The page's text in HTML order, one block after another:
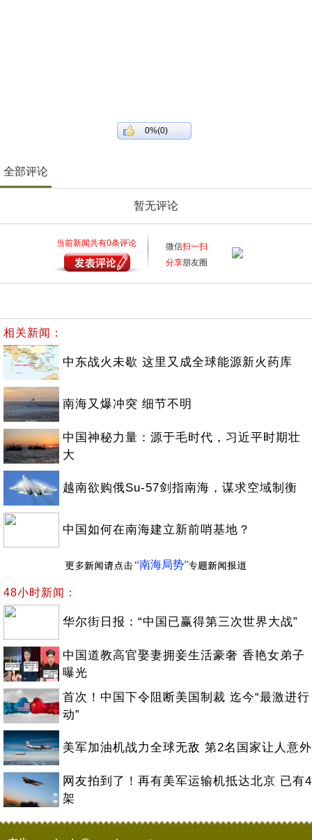
0%(0)
全部评论
暂无评论
当前新闻共有0条评论 微信扫一扫
分享朋友圈
相关新闻：
中东战火未歇 这里又成全球能源新火药库
南海又爆冲突 细节不明
中国神秘力量：源于毛时代，习近平时期壮
大
越南欲购俄Su-57剑指南海，谋求空域制衡
中国如何在南海建立新前哨基地？
“南海局势”
48小时新闻：
华尔街日报：“中国已赢得第三次世界大战”
中国道教高官娶妻拥妾生活豪奢 香艳女弟子
曝光
首次！中国下令阻断美国制裁 迄今“最激进行
动”
美军加油机战力全球无敌 第2名国家让人意外
网友拍到了！再有美军运输机抵达北京 已有4
架